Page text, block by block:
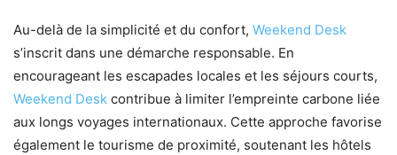
Au-delà de la simplicité et du confort, Weekend Desk
s’inscrit dans une démarche responsable. En
encourageant les escapades locales et les séjours courts,
Weekend Desk contribue à limiter l’empreinte carbone liée
aux longs voyages internationaux. Cette approche favorise
également le tourisme de proximité, soutenant les hôtels